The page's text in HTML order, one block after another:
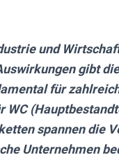
und
gibt
für
WC
spannen die
Unternehmen